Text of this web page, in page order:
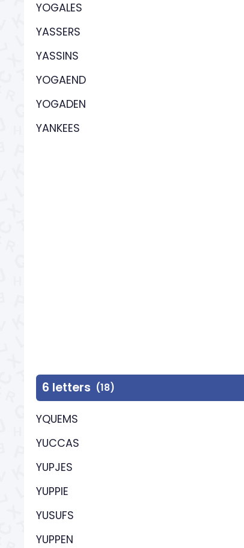
YOGALES
YASSERS
YASSINS
YOGAEND
YOGADEN
YANKEES
6 letters (18)
YQUEMS
YUCCAS
YUPJES
YUPPIE
YUSUFS
YUPPEN